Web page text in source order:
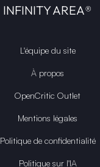
INFINITY AREA®
L'équipe du site
À propos
OpenCritic Outlet
Mentions légales
Politique de confidentialité
Politique sur l'IA